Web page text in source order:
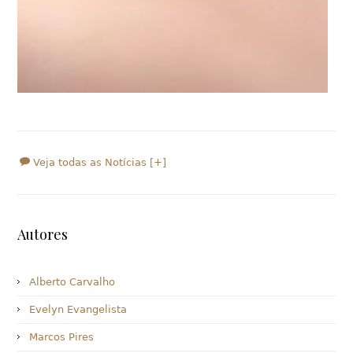
Veja todas as Notícias [+]
Autores
Alberto Carvalho
Evelyn Evangelista
Marcos Pires